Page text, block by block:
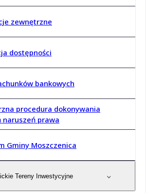
zewnętrzne
dostępności
bankowych
procedura dokonywania
naruszeń prawa
Gminy Moszczenica
Tereny Inwestycyjne